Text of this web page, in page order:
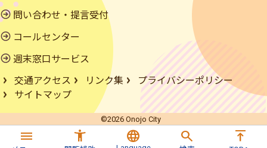
問い合わせ・提言受付
コールセンター
週末窓口サービス
交通アクセス
リンク集
プライバシーポリシー
サイトマップ
©2026 Onojo City
menu accessibility_new language search vertical_align_top